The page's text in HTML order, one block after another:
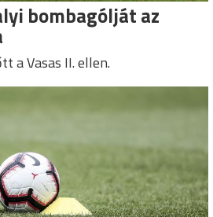
bombagólját az
a Vasas II. ellen.